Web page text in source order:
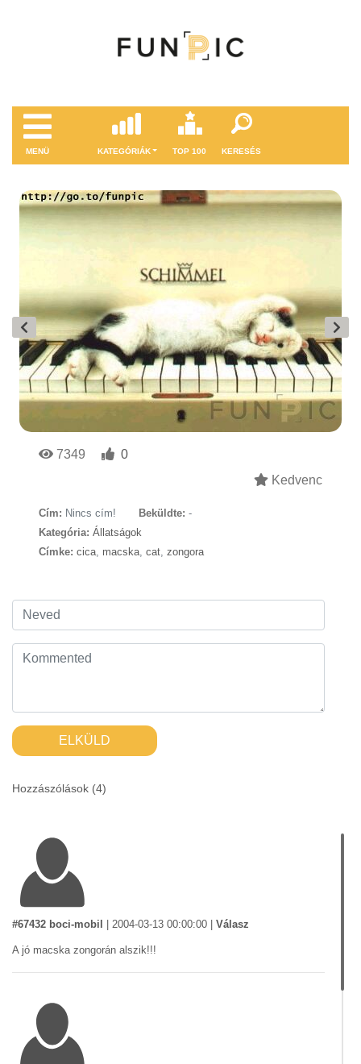
MENÜ KATEGÓRIÁK TOP 100 KERESÉS
7349
0
Kedvenc
Cím: Nincs cím! Beküldte: -
Kategória: Állatságok
Címke: cica, macska, cat, zongora
ELKÜLD
Hozzászólások (4)
#67432 boci-mobil 2004-03-13 00:00:00 Válasz
A jó macska zongorán alszik!!!